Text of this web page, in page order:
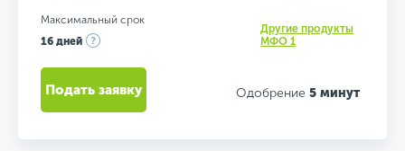
Максимальный срок
16 дней
Другие продукты
МФО 1
Одобрение 5 минут
Подать заявку